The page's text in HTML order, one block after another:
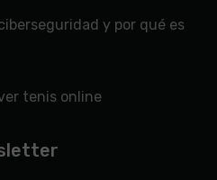
y por qué es
tenis online